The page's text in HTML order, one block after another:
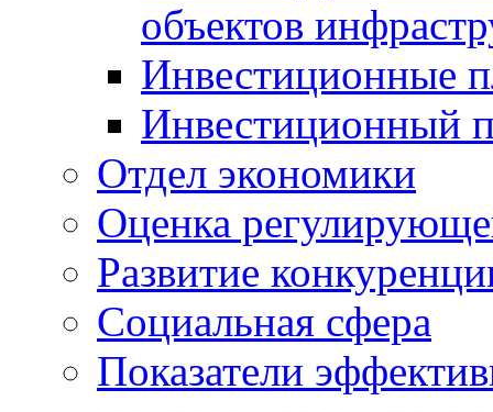
объектов
Инвестиционные
Инвестиционный
Отдел экономики
Оценка
Развитие
Социальная сфера
Показатели